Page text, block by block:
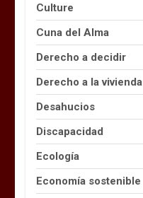
Culture
Cuna del Alma
Derecho a decidir
Derecho a la vivienda
Desahucios
Discapacidad
Ecología
Economía sostenible